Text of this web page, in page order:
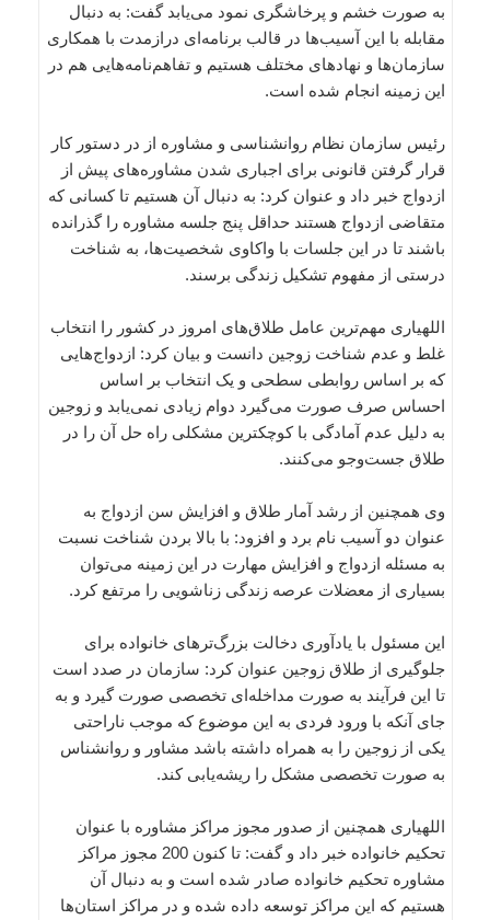
به صورت خشم و پرخاشگری نمود می‌یابد گفت: به دنبال
مقابله با این آسیب‌ها در قالب برنامه‌ای درازمدت با همکاری
سازمان‌‌ها و نهادهای مختلف هستیم و تفاهم‌نامه‌هایی هم در
این زمینه انجام شده است.
رئیس سازمان نظام روانشناسی و مشاوره از در دستور کار
قرار گرفتن قانونی برای اجباری شدن مشاوره‌های پیش از
ازدواج خبر داد و عنوان کرد: به دنبال آن هستیم تا کسانی که
متقاضی ازدواج هستند حداقل پنج جلسه مشاوره را گذرانده
باشند تا در این جلسات با واکاوی شخصیت‌ها، به شناخت
درستی از مفهوم تشکیل زندگی برسند.
اللهیاری مهم‌ترین عامل طلاق‌های امروز در کشور را انتخاب
غلط و عدم شناخت زوجین دانست و بیان کرد: ازدواج‌هایی
که بر اساس روابطی سطحی و یک انتخاب بر اساس
احساس صرف صورت می‌گیرد دوام زیادی نمی‌یابد و زوجین
به دلیل عدم آمادگی با کوچکترین مشکلی راه حل آن را در
طلاق جست‌وجو می‌کنند.
وی همچنین از رشد آمار طلاق و افزایش سن ازدواج به
عنوان دو آسیب نام برد و افزود: با بالا بردن شناخت نسبت
به مسئله ازدواج و افزایش مهارت در این زمینه می‌توان
بسیاری از معضلات عرصه زندگی زناشویی را مرتفع کرد.
این مسئول با یادآوری دخالت بزرگ‌ترهای خانواده برای
جلوگیری از طلاق زوجین عنوان کرد: سازمان در صدد است
تا این فرآیند به صورت مداخله‌ای تخصصی صورت گیرد و به
جای آنکه با ورود فردی به این موضوع که موجب ناراحتی
یکی از زوجین را به همراه داشته باشد مشاور و روانشناس
به صورت تخصصی مشکل را ریشه‌یابی کند.
اللهیاری همچنین از صدور مجوز مراکز مشاوره با عنوان
تحکیم خانواده خبر داد و گفت: تا کنون 200 مجوز مراکز
مشاوره تحکیم خانواده صادر شده است و به دنبال آن
هستیم که این مراکز توسعه داده شده و در مراکز استان‌ها